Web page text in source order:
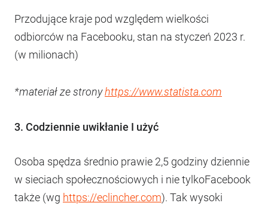
Przodujące kraje pod względem wielkości
odbiorców na Facebooku, stan na styczeń 2023 r.
(w milionach)
*materiał ze stronyhttps://www.statista.com
3. Codziennie uwikłanie I użyć
Osoba spędza średnio prawie 2,5 godziny dziennie
w sieciach społecznościowych i nie tylkoFacebook
także (wg https://eclincher.com). Tak wysoki